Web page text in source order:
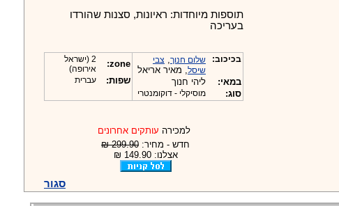
תוספות מיוחדות: ראיונות, סצנות שהורדו
בעריכה
בכיכוב: שלום חנוך, צבי
שיסל, מאיר אריאל
במאי:
ליהי חנוך
סוג:
מוסיקלי - דוקומנטרי
zone:
2 (ישראל
אירופה)
שפות: עברית
למכירה עותקים אחרונים
חדש - מחיר: 299.90 ₪
אצלנו: 149.90 ₪
סגור